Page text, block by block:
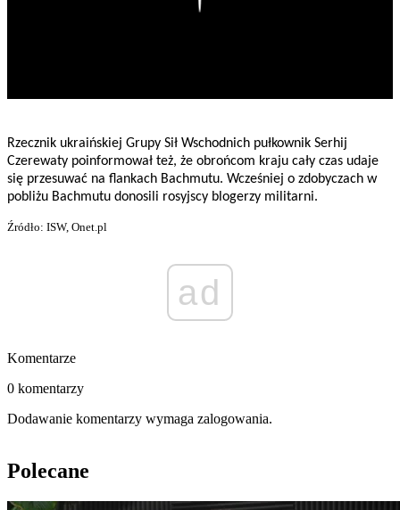
Rzecznik ukraińskiej Grupy Sił Wschodnich pułkownik Serhij
Czerewaty poinformował też, że obrońcom kraju cały czas udaje
się przesuwać na flankach Bachmutu. Wcześniej o zdobyczach w
pobliżu Bachmutu donosili rosyjscy blogerzy militarni.
Źródło: ISW, Onet.pl
ad
Komentarze
0 komentarzy
Dodawanie komentarzy wymaga zalogowania.
Polecane